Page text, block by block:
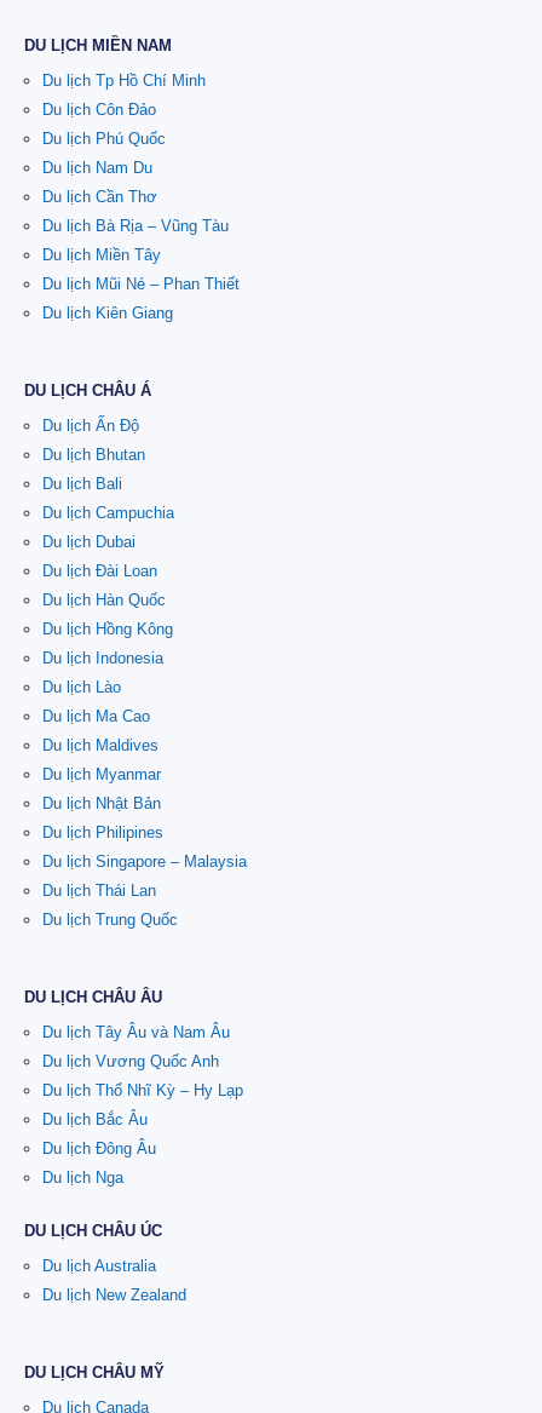
DU LỊCH MIỀN NAM
Du lịch Tp Hồ Chí Minh
Du lịch Côn Đảo
Du lịch Phú Quốc
Du lịch Nam Du
Du lịch Cần Thơ
Du lịch Bà Rịa – Vũng Tàu
Du lịch Miền Tây
Du lịch Mũi Né – Phan Thiết
Du lịch Kiên Giang
DU LỊCH CHÂU Á
Du lịch Ấn Độ
Du lịch Bhutan
Du lịch Bali
Du lịch Campuchia
Du lịch Dubai
Du lịch Đài Loan
Du lịch Hàn Quốc
Du lịch Hồng Kông
Du lịch Indonesia
Du lịch Lào
Du lịch Ma Cao
Du lịch Maldives
Du lịch Myanmar
Du lịch Nhật Bản
Du lịch Philipines
Du lịch Singapore – Malaysia
Du lịch Thái Lan
Du lịch Trung Quốc
DU LỊCH CHÂU ÂU
Du lịch Tây Âu và Nam Âu
Du lịch Vương Quốc Anh
Du lịch Thổ Nhĩ Kỳ – Hy Lạp
Du lịch Bắc Âu
Du lịch Đông Âu
Du lịch Nga
DU LỊCH CHÂU ÚC
Du lịch Australia
Du lịch New Zealand
DU LỊCH CHÂU MỸ
Du lịch Canada